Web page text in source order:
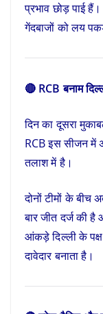
प्रभाव छोड़ पाई
गेंदबाजों को लय
🔴 RCB बनाम
दिन का दूसरा
RCB इस सीजन में
तलाश में है।
दोनों टीमों के
बार जीत दर्ज की
आंकड़े दिल्ली के
दावेदार बनाता है।